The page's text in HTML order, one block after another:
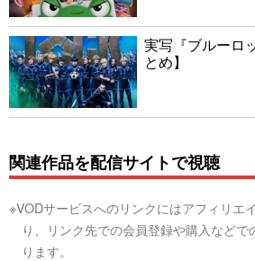
実写『ブルーロ
とめ】
関連作品を配信サイトで視聴
※VODサービスへのリンクにはアフィリエ
り、リンク先での会員登録や購入など
ります。